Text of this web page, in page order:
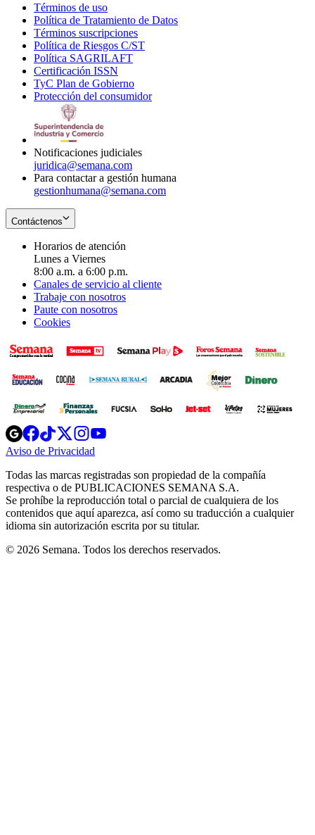
Términos de uso
in
new
window
Política de Tratamiento de Datos
Términos suscripciones
in
Política de Riesgos C/ST
Política SAGRILAFT
new
window
Certificación ISSN
in
new
TyC Plan de Gobierno
in
Protección del consumidorOpens
Notificaciones judiciales
juridica@semana.com
Para contactar a gestión humana
gestionhumana@semana.com
Contáctenos
Horarios de atención
Lunes a Viernes
8:00 a.m. a 6:00 p.m.
Canales de servicio al cliente
Trabaje con nosotros
Paute con nosotros
Cookies
Opens
in
new
Opens
in
new
Opens
in
new
window
Opens
new
windowwindow
Aviso de Privacidad
new
window
Todas las marcas registradas son propiedad de la compañía
respectiva o de PUBLICACIONES SEMANA S.A.
Se prohíbe la reproducción total o parcial de cualquiera de los
contenidos que aquí aparezca, así como su traducción a cualquier
idioma sin autorización escrita por su titular.
© 2026 Semana. Todos los derechos reservados.